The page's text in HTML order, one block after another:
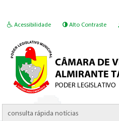
Acessibilidade Alto Contraste